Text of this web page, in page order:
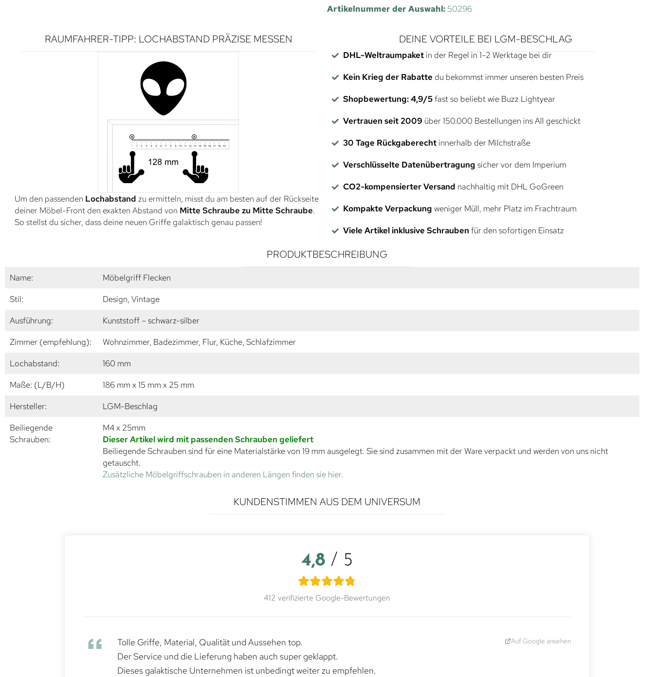
Artikelnummer der Auswahl: 50296
RAUMFAHRER-TIPP: LOCHABSTAND PRÄZISE MESSEN
Um den passenden Lochabstand zu ermitteln, misst du am besten auf der Rückseite
deiner Möbel-Front den exakten Abstand von Mitte Schraube zu Mitte Schraube.
So stellst du sicher, dass deine neuen Griffe galaktisch genau passen!
DEINE VORTEILE BEI LGM-BESCHLAG
DHL-Weltraumpaketin der Regel in 1–2 Werktage bei dir
Kein Krieg der Rabatte du bekommst immer unseren besten Preis
Shopbewertung: 4,9/5fast so beliebt wie Buzz Lightyear
Vertrauen seit 2009 über 150.000 Bestellungen ins All geschickt
30 Tage Rückgaberechtinnerhalb der Milchstraße
Verschlüsselte Datenübertragung sicher vor dem Imperium
CO2-kompensierter Versand nachhaltig mit DHL GoGreen
Kompakte Verpackung weniger Müll, mehr Platz im Frachtraum
Viele Artikel inklusive Schrauben für den sofortigen Einsatz
PRODUKTBESCHREIBUNG
Name:
Möbelgriff Flecken
Stil:
Design, Vintage
Ausführung:
Kunststoff – schwarz-silber
Zimmer (empfehlung):
Wohnzimmer, Badezimmer, Flur, Küche, Schlafzimmer
Lochabstand:
160 mm
Maße: (L/B/H)
186 mm x 15 mm x 25 mm
Hersteller:
LGM-Beschlag
Beiliegende
Schrauben:
M4 x 25mm
Dieser Artikel wird mit passenden Schrauben geliefert
Beiliegende Schrauben sind für eine Materialstärke von 19 mm ausgelegt. Sie sind zusammen mit der Ware verpackt und werden von uns nicht
getauscht.
Zusätzliche Möbelgriffschrauben in anderen Längen finden sie hier.
KUNDENSTIMMEN AUS DEM UNIVERSUM
4,8 / 5
412 verifizierte Google-Bewertungen
Tolle Griffe, Material, Qualität und Aussehen top.
Der Service und die Lieferung haben auch super geklappt.
Dieses galaktische Unternehmen ist unbedingt weiter zu empfehlen.
Auf Google ansehen